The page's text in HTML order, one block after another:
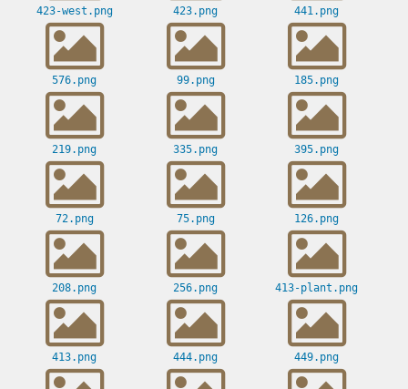
423-west.png 423.png 441.png
576.png 99.png 185.png
219.png 335.png 395.png
72.png 75.png 126.png
208.png 256.png 413-plant.png
413.png 444.png 449.png